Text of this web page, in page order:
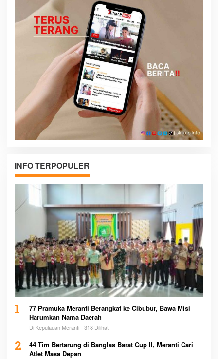
INFO TERPOPULER
1
77 Pramuka Meranti Berangkat ke Cibubur, Bawa Misi
Harumkan Nama Daerah
Di Kepulauan Meranti 318 Dilihat
2
44 Tim Bertarung di Banglas Barat Cup II, Meranti Cari
Atlet Masa Depan